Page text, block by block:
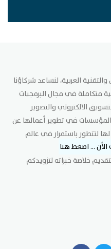
العربية، لنساعد شركاؤنا
متكاملة في مجال البرمجيات
الالكتروني والتصوير
في تطوير أعمالها عن
لتتطور باستمرار في عالم
خلاصة خبراته لتزويدكم
... اضغط هنا